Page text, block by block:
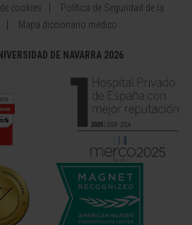
cookies
Política de Seguridad de la
Mapa diccionario médico
DE NAVARRA 2026